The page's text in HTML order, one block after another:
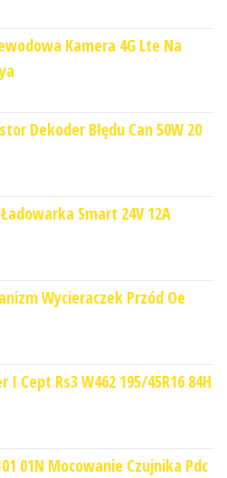
Kamera 4G Lte Na
Dekoder Błędu Can 50W 20
Smart 24V 12A
Wycieraczek Przód Oe
Cept Rs3 W462 195/45R16 84H
01N Mocowanie Czujnika Pdc